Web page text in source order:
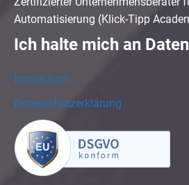
Automatisierung (Klick-Tipp
Ich halte mich an
Impressum
Datenschutzerklärung